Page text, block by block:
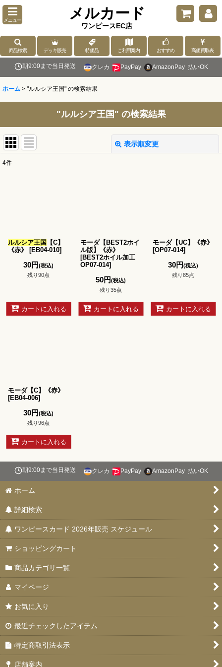
メニュー メルカード
ワンピースEC店
商品検索 デッキ販売 特価品 ご利用案内 おすすめ 高価買取表
朝9:00まで当日発送 クレカ PayPay AmazonPay 払いOK
ホーム > "ルルシア王国" の検索結果
"ルルシア王国" の検索結果
表示順変更
絞り込む
4件
ルルシア王国
【C】
《赤》
[EB04-010]
30円(税込)
残り90点
カートに入れる
モーダ【BEST2ホイ
ル版】《赤》
[BEST2ホイル加工
OP07-014]
50円(税込)
残り35点
カートに入れる
モーダ【UC】《赤》
[OP07-014]
30円(税込)
残り85点
カートに入れる
モーダ【C】《赤》
[EB04-006]
30円(税込)
残り96点
カートに入れる
朝9:00まで当日発送 クレカ PayPay AmazonPay 払いOK
ホーム
詳細検索
ワンピースカード 2026年販売 スケジュール
ショッピングカート
商品カテゴリ一覧
マイページ
お気に入り
最近チェックしたアイテム
特定商取引法表示
店舗案内